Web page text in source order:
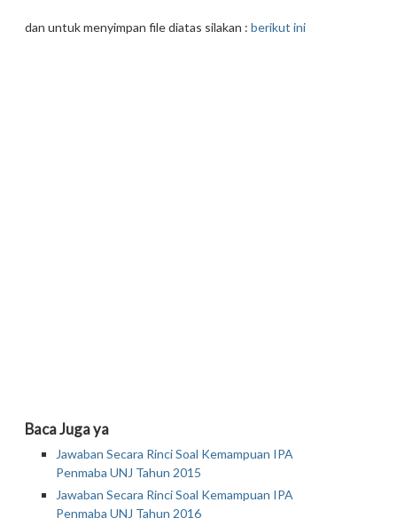
dan untuk menyimpan file diatas silakan : berikut ini
Baca Juga ya
Jawaban Secara Rinci Soal Kemampuan IPA
Penmaba UNJ Tahun 2015
Jawaban Secara Rinci Soal Kemampuan IPA
Penmaba UNJ Tahun 2016